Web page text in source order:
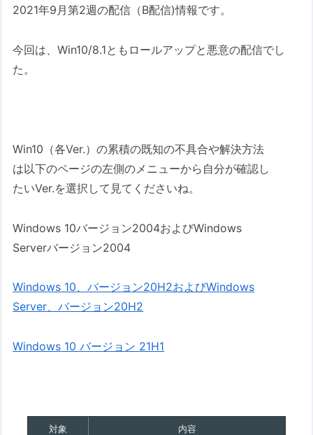
2021年9月第2週の配信（B配信)情報です。
今回は、Win10/8.1ともロールアップと悪意の配信でし
た。
Win10（各Ver.）の累積の既知の不具合や解決方法
は以下のページの左側のメニューから自分が確認し
たいVer.を選択して見てくださいね。
Windows 10バージョン2004およびWindows
Serverバージョン2004
Windows 10、バージョン20H2およびWindows
Server、バージョン20H2
Windows 10 バージョン 21H1
対象 内容